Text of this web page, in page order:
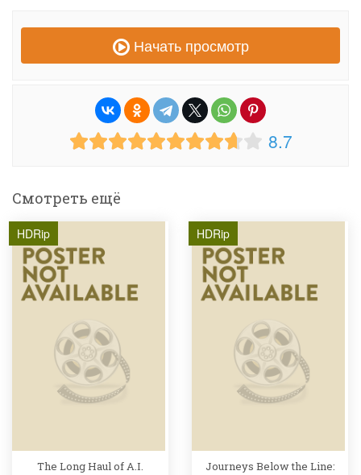
Начать просмотр
8.7
Смотреть ещё
HDRip
The Long Haul of A.I.
HDRip
Journeys Below the Line: